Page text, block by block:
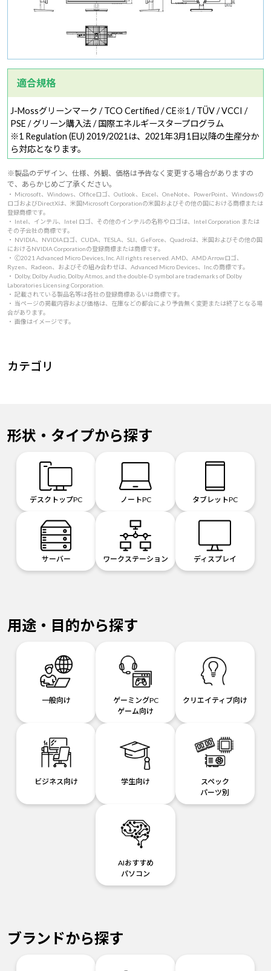
適合規格
J-Mossグリーンマーク / TCO Certified / CE※1 / TÜV / VCCI /
PSE / グリーン購入法 / 国際エネルギースタープログラム
※1 Regulation (EU) 2019/2021は、2021年3月1日以降の生産分か
ら対応となります。
※製品のデザイン、仕様、外観、価格は予告なく変更する場合がありますの
で、あらかじめご了承ください。
・ Microsoft、Windows、Officeロゴ、Outlook、Excel、OneNote、PowerPoint、Windowsの
ロゴおよびDirectXは、米国Microsoft Corporationの米国およびその他の国における商標または
登録商標です。
・ Intel、インテル、Intel ロゴ、その他のインテルの名称やロゴは、Intel Corporation または
その子会社の商標です。
・ NVIDIA、NVIDIAロゴ、CUDA、TESLA、SLI、GeForce、Quadroは、米国およびその他の国
におけるNVIDIA Corporationの登録商標または商標です。
・ 🄫2021 Advanced Micro Devices, Inc. All rights reserved. AMD、AMD Arrowロゴ、
Ryzen、Radeon、およびその組み合わせは、Advanced Micro Devices、Inc.の商標です。
・ Dolby, Dolby Audio, Dolby Atmos, and the double-D symbol are trademarks of Dolby
Laboratories Licensing Corporation.
・ 記載されている製品名等は各社の登録商標あるいは商標です。
・ 当ページの掲載内容および価格は、在庫などの都合により予告無く変更または終了となる場
合があります。
・ 画像はイメージです。
カテゴリ
形状・タイプから探す
デスクトップPC ノートPC タブレットPC
サーバー ワークステーション ディスプレイ
用途・目的から探す
一般向け
ゲーミングPC
ゲーム向け
クリエイティブ向け
ビジネス向け 学生向け
スペック
パーツ別
AIおすすめ
パソコン
ブランドから探す